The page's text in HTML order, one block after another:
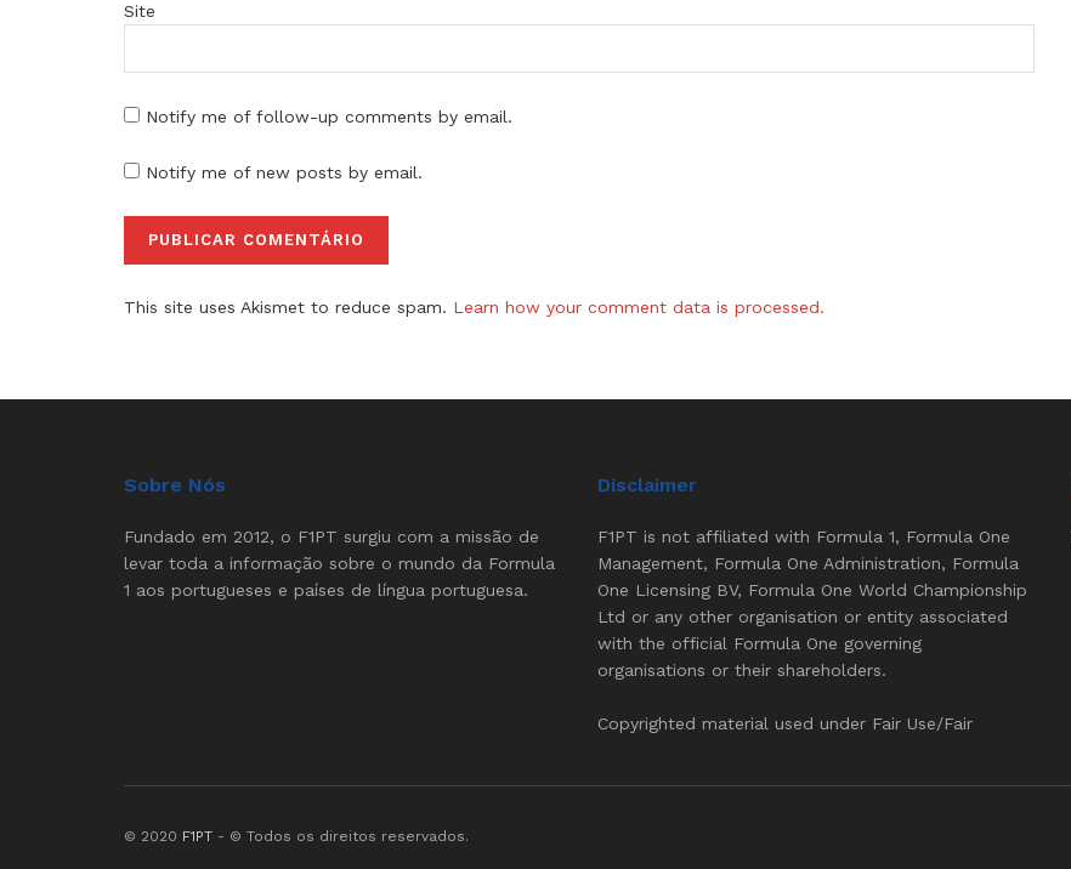
Site
Notify me of follow-up comments by email.
Notify me of new posts by email.
This site uses Akismet to reduce spam. Learn how your comment data is processed.
Sobre Nós
Fundado em 2012, o F1PT surgiu com a missão de
levar toda a informação sobre o mundo da Formula
1 aos portugueses e países de língua portuguesa.
Disclaimer
F1PT is not affiliated with Formula 1, Formula One
Management, Formula One Administration, Formula
One Licensing BV, Formula One World Championship
Ltd or any other organisation or entity associated
with the official Formula One governing
organisations or their shareholders.
Copyrighted material used under Fair Use/Fair
© 2020 F1PT - © Todos os direitos reservados.